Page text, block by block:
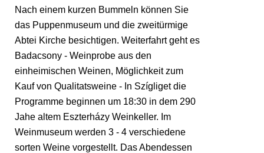
Nach einem kurzen Bummeln können Sie
das Puppenmuseum und die zweitürmige
Abtei Kirche besichtigen. Weiterfahrt geht es
Badacsony - Weinprobe aus den
einheimischen Weinen, Möglichkeit zum
Kauf von Qualitatsweine - In Szígliget die
Programme beginnen um 18:30 in dem 290
Jahe altem Eszterházy Weinkeller. Im
Weinmuseum werden 3 - 4 verschiedene
sorten Weine vorgestellt. Das Abendessen